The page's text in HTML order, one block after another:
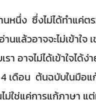
นึ่ง ซึ่งไม่ได้ทำแค่ต
แล้วอาจจะไม่เข้าใ
า อาจไม่ได้เข้าใจได้
เดือน ต้นฉบับในมือ
ม่ใช่แค่การแก้ภาษา